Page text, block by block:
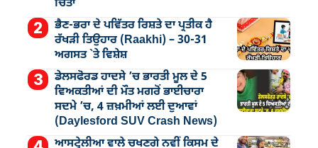
ਚਿੰਤਾ
ਭੈਣ-ਭਰਾ ਦੇ ਪਵਿੱਤਰ ਰਿਸ਼ਤੇ ਦਾ ਪ੍ਰਤੀਕ ਹੈ
ਰੱਖੜੀ ਤਿਉਹਾਰ (Raakhi) – 30-31
ਅਗਸਤ `ਤੇ ਵਿਸ਼ੇਸ਼
ਡੇਲਸਫੋਰਡ ਹਾਦਸੇ ’ਚ ਭਾਰਤੀ ਮੂਲ ਦੇ 5
ਵਿਅਕਤੀਆਂ ਦੀ ਮੌਤ ਮਗਰੋਂ ਭਾਈਚਾਰਾ
ਸਦਮੇ ’ਚ, 4 ਜ਼ਖ਼ਮੀਆਂ ਲਈ ਦੁਆਵਾਂ
(Daylesford SUV Crash News)
ਆਸਟ੍ਰੇਲੀਆ ਵਾਲੇ ਚਖਣਗੇ ਨਵੀਂ ਕਿਸਮ ਦੇ